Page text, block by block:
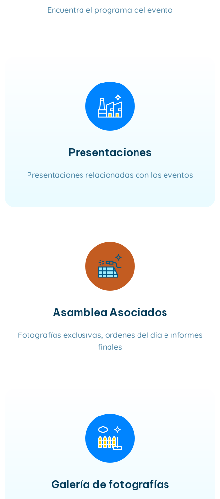
Encuentra el programa del evento
Presentaciones
Presentaciones relacionadas con los eventos
Asamblea Asociados
Fotografías exclusivas, ordenes del día e informes
finales
Galería de fotografías